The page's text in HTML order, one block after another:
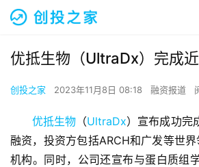
优抵生物（UltraDx）完成
创投之家 2023年11月8日 08:18 融资报道
优抵生物 （UltraDx）宣布成功完
融资，投资方包括ARCH和广发等世
机构。同时，公司还宣布与蛋白质组